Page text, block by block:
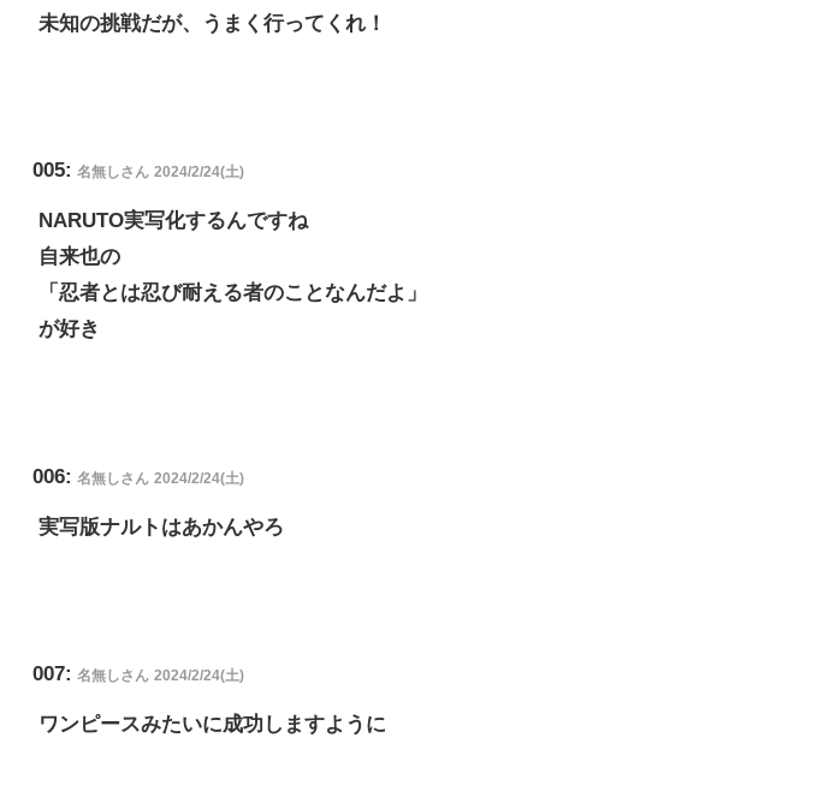
未知の挑戦だが、うまく行ってくれ！
005: 名無しさん 2024/2/24(土)
NARUTO実写化するんですね
自来也の
「忍者とは忍び耐える者のことなんだよ」
が好き
006: 名無しさん 2024/2/24(土)
実写版ナルトはあかんやろ
007: 名無しさん 2024/2/24(土)
ワンピースみたいに成功しますように